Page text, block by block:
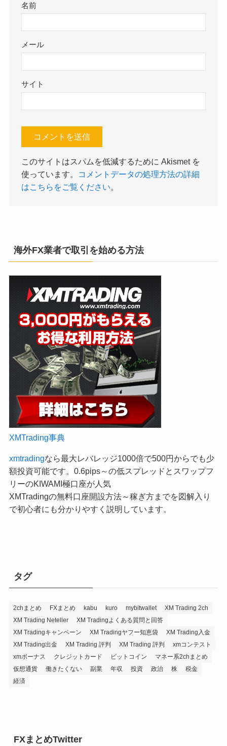
名前
メール
サイト
このサイトはスパムを低減するために Akismet を
使っています。
コメントデータの処理方法の詳細
はこちらをご覧ください。
海外FX業者で取引を始める方法
XMTrading事典
xmtradingなら最大レバレッジ1000倍で500円からでも少
額投資可能です。0.6pips～の低スプレッドとスワップフ
リーのKIWAMI極口座が人気
XMTradingの無料口座開設方法～稼ぎ方までを図解入り
で初心者にも分かりやすく説明しています。
タグ
2chまとめ FXまとめ kabu kuro mybitwallet
XM Trading 2ch
XM Trading Neteller
XM Tradingよくある質問と回答
XM Tradingキャンペーン
XM Tradingヤフー知恵袋
XM Trading入金
XM Trading出金
XM Trading 評判 XM Trading 評判
xmコンテスト
xmボーナス
クレジットカード ビットコイン
マネー系2chまとめ
仮想通貨
働きたくない 副業 年収 投資 政治 株
税金
経済
FXまとめTwitter